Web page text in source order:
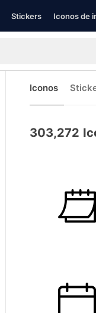
Stickers Iconos de
Iconos
303,272